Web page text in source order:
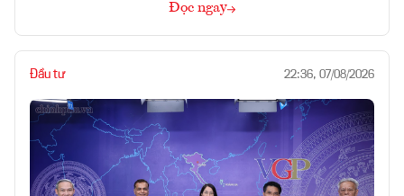
Đọc ngay
Đầu tư 22:36, 07/08/2026